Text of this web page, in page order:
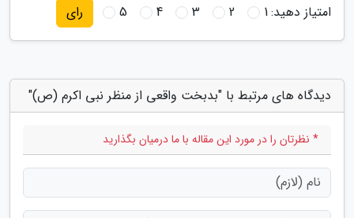
امتیاز دهید:1
2
3
4
5 رای
دیدگاه های مرتبط با "بدبخت واقعی از منظر نبی اکرم (ص)"
* نظرتان را در مورد این مقاله با ما درمیان بگذارید